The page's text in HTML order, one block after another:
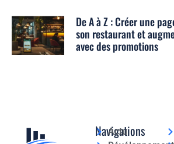
De A à Z : Créer une
son restaurant et
avec des promotions
Navigations
Actu